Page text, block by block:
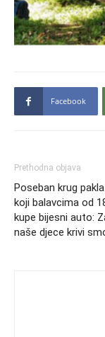
Facebook
Prethodna objava
Poseban krug
koji balavcima od
kupe bijesni auto:
naše djece krivi